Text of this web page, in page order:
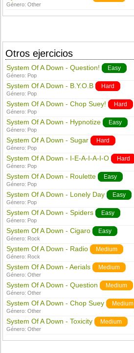
Género:Other
Otros ejercicios
System Of A Down - Question! Easy
Género: Pop
System Of A Down - B.Y.O.B Hard
Género: Pop
System Of A Down - Chop Suey! Hard
Género: Pop
System Of A Down - Hypnotize Easy
Género: Pop
System Of A Down - Sugar Hard
Género: Pop
System Of A Down - I-E-A-I-A-I-O Hard
Género: Pop
System Of A Down - Roulette Easy
Género: Pop
System Of A Down - Lonely Day Easy
Género: Pop
System Of A Down - Spiders Easy
Género: Pop
System Of A Down - Cigaro Easy
Género: Rock
System Of A Down - Radio Medium
Género: Rock
System Of A Down - Aerials Medium
Género:Other
System Of A Down - Question Medium
Género:Other
System Of A Down - Chop Suey Medium
Género:Other
System Of A Down - Toxicity Medium
Género:Other